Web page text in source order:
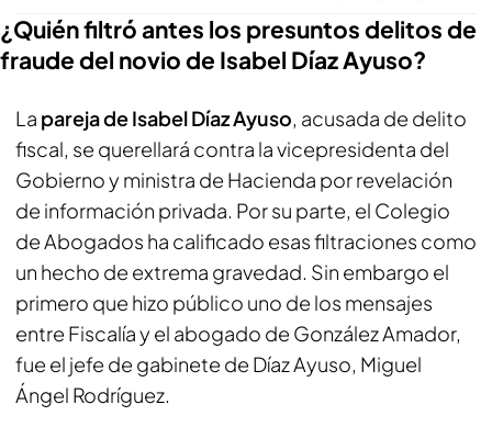
¿Quién filtró antes los presuntos delitos de
fraude del novio de Isabel Díaz Ayuso?
La pareja de Isabel Díaz Ayuso, acusada de delito
fiscal, se querellará contra la vicepresidenta del
Gobierno y ministra de Hacienda por revelación
de información privada. Por su parte, el Colegio
de Abogados ha calificado esas filtraciones como
un hecho de extrema gravedad. Sin embargo el
primero que hizo público uno de los mensajes
entre Fiscalía y el abogado de González Amador,
fue el jefe de gabinete de Díaz Ayuso, Miguel
Ángel Rodríguez.